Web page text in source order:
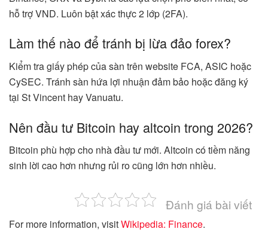
hỗ trợ VND. Luôn bật xác thực 2 lớp (2FA).
Làm thế nào để tránh bị lừa đảo forex?
Kiểm tra giấy phép của sàn trên website FCA, ASIC hoặc
CySEC. Tránh sàn hứa lợi nhuận đảm bảo hoặc đăng ký
tại St Vincent hay Vanuatu.
Nên đầu tư Bitcoin hay altcoin trong 2026?
Bitcoin phù hợp cho nhà đầu tư mới. Altcoin có tiềm năng
sinh lời cao hơn nhưng rủi ro cũng lớn hơn nhiều.
Đánh giá bài viết
For more information, visitWikipedia: Finance.